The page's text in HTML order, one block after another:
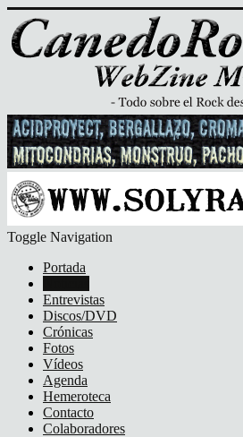
Toggle Navigation
Portada
Entrevistas
Discos/DVD
Crónicas
Fotos
Vídeos
Agenda
Hemeroteca
Contacto
Colaboradores